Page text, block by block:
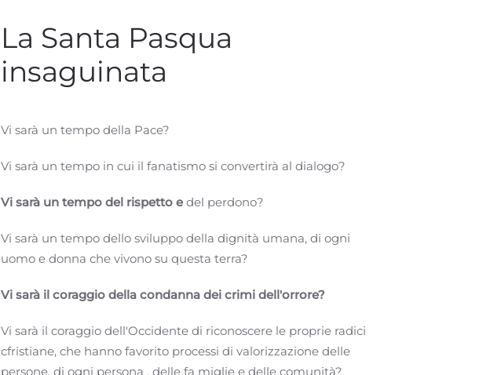
La Santa Pasqua
insaguinata
Vi sarà un tempo della Pace?
Vi sarà un tempo in cui il fanatismo si convertirà al dialogo?
Vi sarà un tempo del rispetto e del perdono?
Vi sarà un tempo dello sviluppo della dignità umana, di ogni
uomo e donna che vivono su questa terra?
Vi sarà il coraggio della condanna dei crimi dell'orrore?
Vi sarà il coraggio dell'Occidente di riconoscere le proprie radici
cfristiane, che hanno favorito processi di valorizzazione delle
persone, di ogni persona , delle fa miglie e delle comunità?